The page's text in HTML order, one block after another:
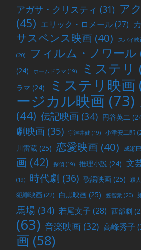
アガサ・クリスティ (31) ア
(45) エリック・ロメール(27)
サスペンス映画 (40) スパイ映
(20) フィルム・ノワール
(24)
ホームドラマ (19) ミステリ
ラマ (24) ミステリ映画
ージカル映画 (73)
(44) 伝記映画 (34) 円谷英二
劇映画 (35) 宇津井健 (19) 小津安二郎
川雷蔵 (25) 恋愛映画 (40) 成瀬
画 (42) 探偵 (19) 推理小説 (24) 文
(19) 時代劇 (36) 歌謡映画 (25) 殺
犯罪映画 (22) 白黒映画 (25) 笠智衆 (20)
馬場 (34) 若尾文子 (28) 西部劇
(63) 音楽映画 (32) 高峰秀子
画 (58)